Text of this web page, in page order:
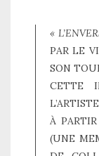
«
PAR LE
SON
CETTE
À
(UNE